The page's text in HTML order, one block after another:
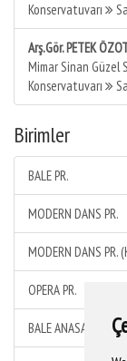
Konservatuvarı
Arş.Gör. PETEK
Mimar Sinan Güzel
Konservatuvarı
Birimler
BALE PR.
MODERN DANS PR.
MODERN DANS PR.
OPERA PR.
BALE ANASANAT